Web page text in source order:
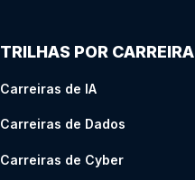
TRILHAS POR CARREIRA
Carreiras de IA
Carreiras de Dados
Carreiras de Cyber